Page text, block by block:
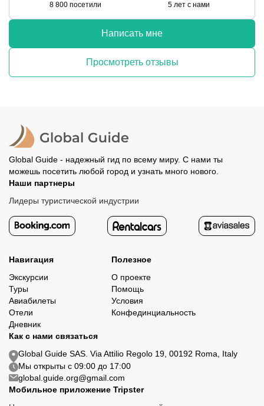
8 800 посетили 5 лет с нами
Написать мне
Просмотреть отзывы
Global Guide - надежный гид по всему миру. С нами ты
можешь посетить любой город и узнать много нового.
Наши партнеры
Лидеры туристической индустрии
Навигация
Экскурсии
Туры
Авиабилеты
Отели
Дневник
Полезное
О проекте
Помощь
Условия
Конфединциальность
Как с нами связаться
Global Guide SAS. Via Attilio Regolo 19, 00192 Roma, Italy
Мы открыты с 09:00 до 17:00
global.guide.org@gmail.com
Мобильное приложение Tripster